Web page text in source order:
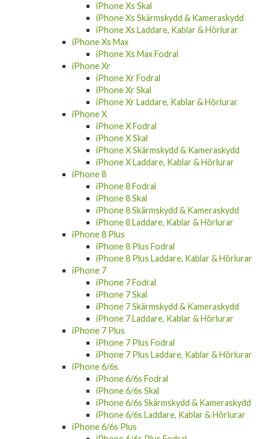
iPhone Xs Skal
iPhone Xs Skärmskydd & Kameraskydd
iPhone Xs Laddare, Kablar & Hörlurar
iPhone Xs Max
iPhone Xs Max Fodral
iPhone Xr
iPhone Xr Fodral
iPhone Xr Skal
iPhone Xr Laddare, Kablar & Hörlurar
iPhone X
iPhone X Fodral
iPhone X Skal
iPhone X Skärmskydd & Kameraskydd
iPhone X Laddare, Kablar & Hörlurar
iPhone 8
iPhone 8 Fodral
iPhone 8 Skal
iPhone 8 Skärmskydd & Kameraskydd
iPhone 8 Laddare, Kablar & Hörlurar
iPhone 8 Plus
iPhone 8 Plus Fodral
iPhone 8 Plus Laddare, Kablar & Hörlurar
iPhone 7
iPhone 7 Fodral
iPhone 7 Skal
iPhone 7 Skärmskydd & Kameraskydd
iPhone 7 Laddare, Kablar & Hörlurar
iPhone 7 Plus
iPhone 7 Plus Fodral
iPhone 7 Plus Laddare, Kablar & Hörlurar
iPhone 6/6s
iPhone 6/6s Fodral
iPhone 6/6s Skal
iPhone 6/6s Skärmskydd & Kameraskydd
iPhone 6/6s Laddare, Kablar & Hörlurar
iPhone 6/6s Plus